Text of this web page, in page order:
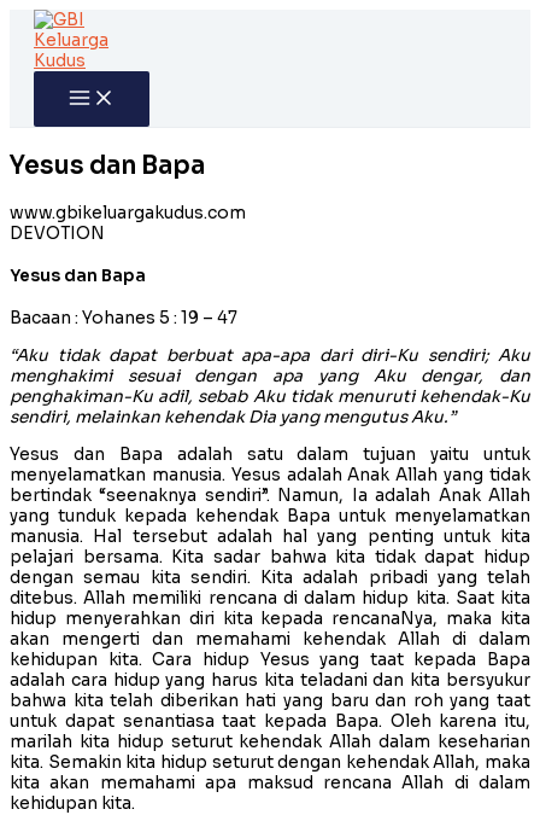
Skip
content
Yesus dan Bapa
www.gbikeluargakudus.com
DEVOTION
Yesus dan Bapa
Bacaan : Yohanes 5 : 19 – 47
“Aku tidak dapat berbuat apa-apa dari diri-Ku sendiri; Aku
menghakimi sesuai dengan apa yang Aku dengar, dan
penghakiman-Ku adil, sebab Aku tidak menuruti kehendak-Ku
sendiri, melainkan kehendak Dia yang mengutus Aku.”
Yesus dan Bapa adalah satu dalam tujuan yaitu untuk
menyelamatkan manusia. Yesus adalah Anak Allah yang tidak
bertindak “seenaknya sendiri”. Namun, Ia adalah Anak Allah
yang tunduk kepada kehendak Bapa untuk menyelamatkan
manusia. Hal tersebut adalah hal yang penting untuk kita
pelajari bersama. Kita sadar bahwa kita tidak dapat hidup
dengan semau kita sendiri. Kita adalah pribadi yang telah
ditebus. Allah memiliki rencana di dalam hidup kita. Saat kita
hidup menyerahkan diri kita kepada rencanaNya, maka kita
akan mengerti dan memahami kehendak Allah di dalam
kehidupan kita. Cara hidup Yesus yang taat kepada Bapa
adalah cara hidup yang harus kita teladani dan kita bersyukur
bahwa kita telah diberikan hati yang baru dan roh yang taat
untuk dapat senantiasa taat kepada Bapa. Oleh karena itu,
marilah kita hidup seturut kehendak Allah dalam keseharian
kita. Semakin kita hidup seturut dengan kehendak Allah, maka
kita akan memahami apa maksud rencana Allah di dalam
kehidupan kita.